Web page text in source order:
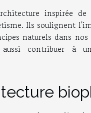
inspirée
Ils soulignent
naturels dans
contribuer à